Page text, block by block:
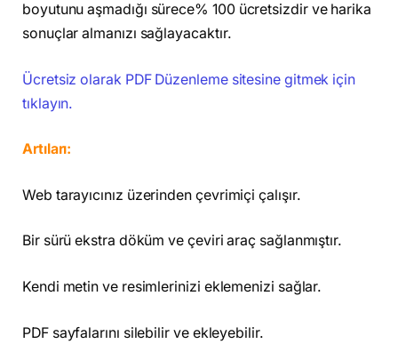
boyutunu aşmadığı sürece% 100 ücretsizdir ve harika
sonuçlar almanızı sağlayacaktır.
Ücretsiz olarak PDF Düzenleme sitesine gitmek için
tıklayın.
Artıları:
Web tarayıcınız üzerinden çevrimiçi çalışır.
Bir sürü ekstra döküm ve çeviri araç sağlanmıştır.
Kendi metin ve resimlerinizi eklemenizi sağlar.
PDF sayfalarını silebilir ve ekleyebilir.